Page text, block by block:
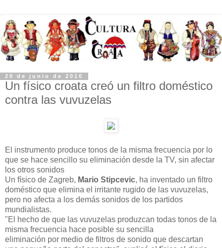
20 de junio de 2010
Un físico croata creó un filtro doméstico
contra las vuvuzelas
El instrumento produce tonos de la misma frecuencia por lo
que se hace sencillo su eliminación desde la TV, sin afectar
los otros sonidos
Un físico de Zagreb, Mario Stipcevic, ha inventado un filtro
doméstico que elimina el irritante rugido de las vuvuzelas,
pero no afecta a los demás sonidos de los partidos
mundialistas.
"El hecho de que las vuvuzelas produzcan todas tonos de la
misma frecuencia hace posible su sencilla
eliminación por medio de filtros de sonido que descartan